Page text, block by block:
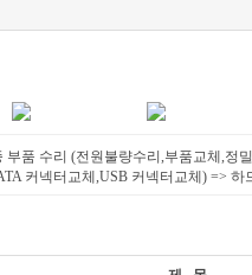
품 수리 (전원불량수리,부품교체,정
커넥터교체,USB 커넥터교체) => 하